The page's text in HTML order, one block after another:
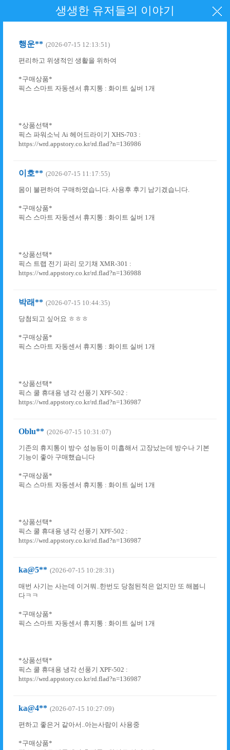
생생한 유저들의 이야기
행운** (2026-07-15 12:13:51)
편리하고 위생적인 생활을 위하여
*구매상품*
픽스 스마트 자동센서 휴지통 : 화이트 실버 1개
*상품선택*
픽스 파워소닉 Ai 헤어드라이기 XHS-703 :
https://wrd.appstory.co.kr/rd.flad?n=136986
이호** (2026-07-15 11:17:55)
몸이 불편하여 구매하였습니다. 사용후 후기 남기겠습니다.
*구매상품*
픽스 스마트 자동센서 휴지통 : 화이트 실버 1개
*상품선택*
픽스 트랩 전기 파리 모기채 XMR-301 :
https://wrd.appstory.co.kr/rd.flad?n=136988
박래** (2026-07-15 10:44:35)
당첨되고 싶어요 ㅎㅎㅎ
*구매상품*
픽스 스마트 자동센서 휴지통 : 화이트 실버 1개
*상품선택*
픽스 쿨 휴대용 냉각 선풍기 XPF-502 :
https://wrd.appstory.co.kr/rd.flad?n=136987
Oblu** (2026-07-15 10:31:07)
기존의 휴지통이 방수 성능등이 미흡해서 고장났는데 방수나 기본
기능이 좋아 구매했습니다
*구매상품*
픽스 스마트 자동센서 휴지통 : 화이트 실버 1개
*상품선택*
픽스 쿨 휴대용 냉각 선풍기 XPF-502 :
https://wrd.appstory.co.kr/rd.flad?n=136987
ka@5** (2026-07-15 10:28:31)
매번 사기는 사는데 이거뭐..한번도 당첨된적은 없지만 또 해봅니
다ㅋㅋ
*구매상품*
픽스 스마트 자동센서 휴지통 : 화이트 실버 1개
*상품선택*
픽스 쿨 휴대용 냉각 선풍기 XPF-502 :
https://wrd.appstory.co.kr/rd.flad?n=136987
ka@4** (2026-07-15 10:27:09)
편하고 좋은거 같아서..아는사람이 사용중
*구매상품*